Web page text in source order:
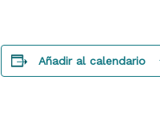
Añadir al calendario